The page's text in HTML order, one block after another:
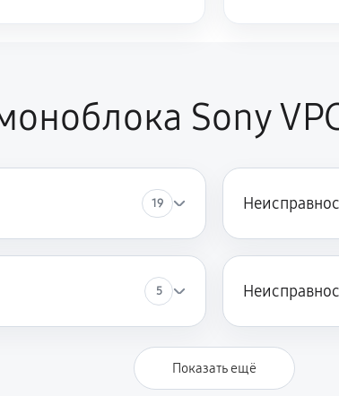
Sony
19
5
Показать ещё